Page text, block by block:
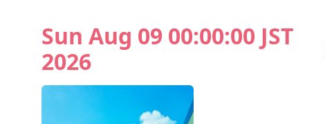
Sun Aug 09 00:00:00 JST
2026